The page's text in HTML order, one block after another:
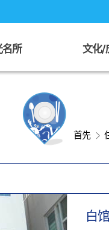
名所 文化/
首先 >
白